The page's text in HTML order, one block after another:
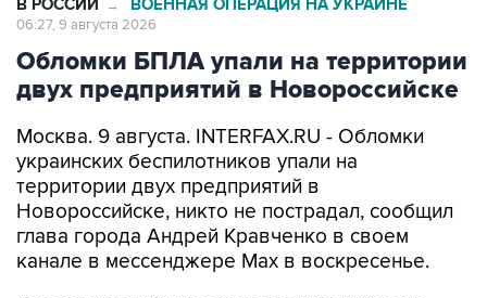
Обломки БПЛА упали на территории
двух предприятий в Новороссийске
Москва. 9 августа. INTERFAX.RU - Обломки
территории двух предприятий в
Новороссийске, никто не пострадал, сообщил
глава города Андрей Кравченко в своем
канале в мессенджере Max в воскресенье.
"Обломки БПЛА упали на территории двух